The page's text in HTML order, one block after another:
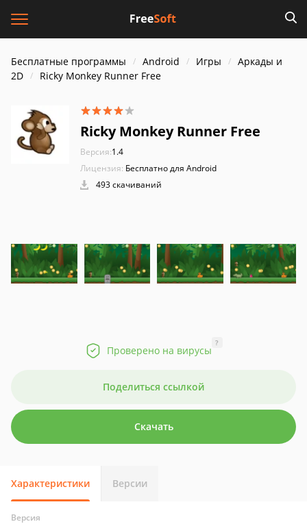
Бесплатные программы Android Игры
Аркады и
2D
Ricky Monkey Runner Free
Ricky Monkey Runner Free
Версия:1.4
Лицензия: Бесплатно для Android
493 скачиваний
Проверено на вирусы
?
Поделиться ссылкой
Скачать
Характеристики Версии
Версия